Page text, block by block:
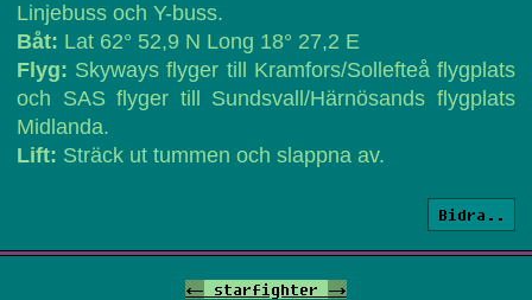
Linjebuss och Y-buss.
Båt: Lat 62° 52,9 N Long 18° 27,2 E
Flyg: Skyways flyger till Kramfors/Sollefteå flygplats
och SAS flyger till Sundsvall/Härnösands flygplats
Midlanda.
Lift: Sträck ut tummen och slappna av.
Bidra..
<- starfighter ->